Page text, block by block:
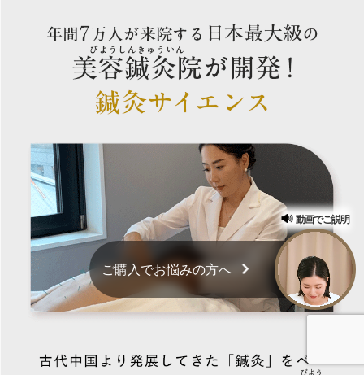
動画でご説明
ご購入でお悩みの方へ